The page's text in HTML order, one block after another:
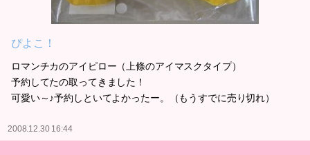
ぴよこ！
ロマンチカのアイピロー（上條のアイマスクタイプ）
予約してたの取ってきました！
可愛い～♪予約しといてよかったー。（もうすでに売り切れ）
2008.12.30 16:44